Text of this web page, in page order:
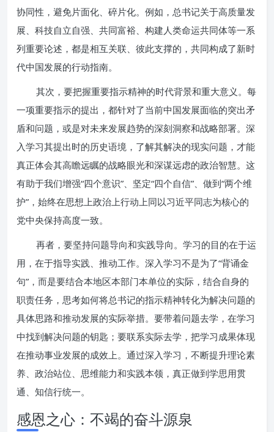
协同性，避免片面化、碎片化。例如，总书记关于高质量发
展、科技自立自强、共同富裕、构建人类命运共同体等一系
列重要论述，都是相互关联、彼此支撑的，共同构成了新时
代中国发展的行动指南。
其次，要把握重要指示精神的时代背景和重大意义。每
一项重要指示的提出，都针对了当前中国发展面临的突出矛
盾和问题，或是对未来发展趋势的深刻洞察和战略部署。深
入学习其提出时的历史语境，了解其解决的现实问题，才能
真正体会其高瞻远瞩的战略眼光和深谋远虑的政治智慧。这
有助于我们增强“四个意识”、坚定“四个自信”、做到“两个维
护”，始终在思想上政治上行动上同以习近平同志为核心的
党中央保持高度一致。
再者，要坚持问题导向和实践导向。学习的目的在于运
用，在于指导实践、推动工作。深入学习不是为了“背诵金
句”，而是要结合本地区本部门本单位的实际，结合自身的
职责任务，思考如何将总书记的指示精神转化为解决问题的
具体思路和推动发展的实际举措。要带着问题去学，在学习
中找到解决问题的钥匙；要联系实际去学，把学习成果体现
在推动事业发展的成效上。通过深入学习，不断提升理论素
养、政治站位、思维能力和实践本领，真正做到学思用贯
通、知信行统一。
感恩之心：不竭的奋斗源泉